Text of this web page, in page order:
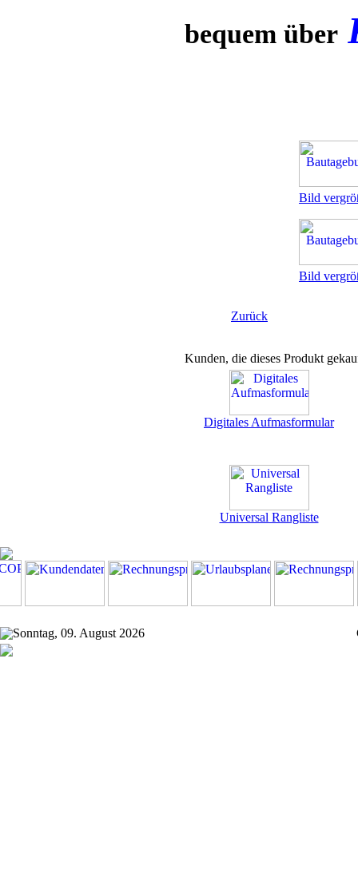
bequem über
Bild
Bild
Zurück
Kunden, die dieses Produkt
Digitales Aufmasformular
Universal Rangliste
Sonntag, 09. August 2026